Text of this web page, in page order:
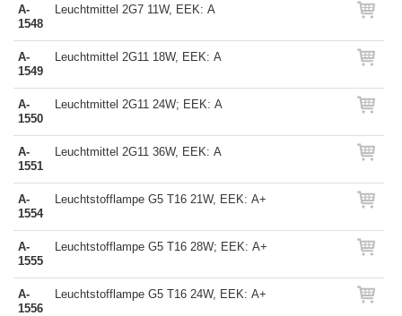
A-
1548
Leuchtmittel 2G7 11W, EEK: A
A-
1549
Leuchtmittel 2G11 18W, EEK: A
A-
1550
Leuchtmittel 2G11 24W; EEK: A
A-
1551
Leuchtmittel 2G11 36W, EEK: A
A-
1554
Leuchtstofflampe G5 T16 21W, EEK: A+
A-
1555
Leuchtstofflampe G5 T16 28W; EEK: A+
A-
1556
Leuchtstofflampe G5 T16 24W, EEK: A+